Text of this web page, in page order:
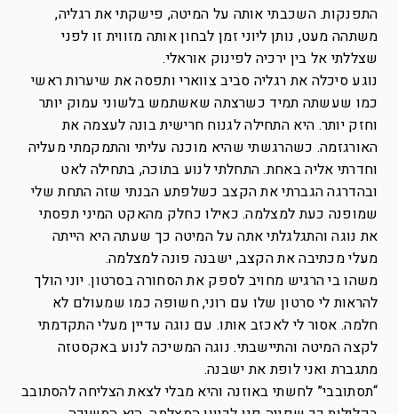
התפנקות. השכבתי אותה על המיטה, פישקתי את רגליה,
משתהה מעט, נותן ליוני זמן לבחון אותה מזווית זו לפני
שצללתי אל בין ירכיה לפינוק אוראלי.
נוגע סיכלה את רגליה סביב צווארי ותפסה את שיערות ראשי
כמו שעשתה תמיד כשרצתה שאשתמש בלשוני עמוק יותר
וחזק יותר. היא התחילה לגנוח חרישית בונה לעצמה את
האורגזמה. כשהרגשתי שהיא מוכנה עליתי והתמקמתי מעליה
וחדרתי אליה באחת. התחלתי לנוע בתוכה, בתחילה לאט
ובהדרגה הגברתי את הקצב כשלפתע הבנתי שזה התחת שלי
שמופנה כעת למצלמה. כאילו כחלק מהאקט המיני תפסתי
את נוגה והתגלגלתי אתה על המיטה כך שעתה היא הייתה
מעלי מכתיבה את הקצב, ישבנה פונה למצלמה.
משהו בי הרגיש מחויב לספק את הסחורה בסרטון. יוני הולך
להראות לי סרטון שלו עם רוני, חשופה כמו שמעולם לא
חלמה. אסור לי לאכזב אותו. עם נוגה עדיין מעלי התקדמתי
לקצה המיטה והתיישבתי. נוגה המשיכה לנוע באקסטזה
מתגברת ואני לופת את ישבנה.
“תסתובבי” לחשתי באוזנה והיא מבלי לצאת הצליחה להסתובב